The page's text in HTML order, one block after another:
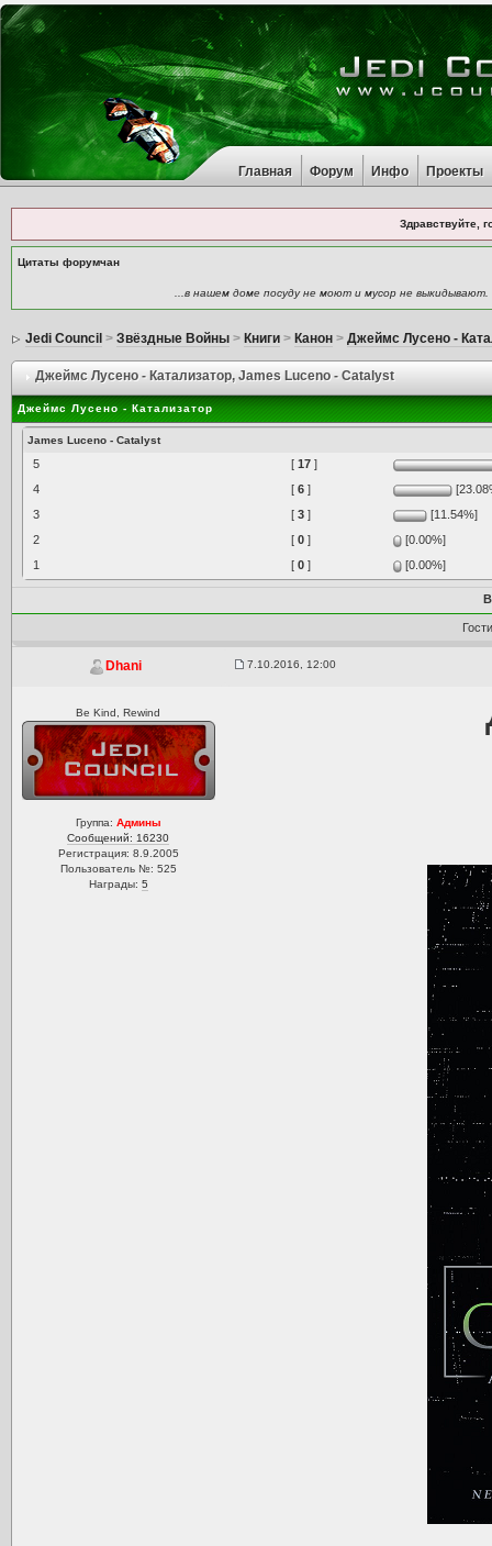
Главная Форум Инфо Проекты
Здравствуйте,
Цитаты форумчан
...в нашем доме посуду не моют и мусор не
Jedi Council > Звёздные Войны> Книги> Канон> Джеймс Лусено -
Джеймс Лусено - Катализатор, James Luceno - Catalyst
Джеймс Лусено - Катализатор
James Luceno - Catalyst
5 [ 17]
4
[ 6]
3
[ 3]
[11.54%]
2
[ 0]
[0.00%]
1
[ 0] [0.00%]
Dhani 7.10.2016, 12:00
Be Kind, Rewind
Группа: Админы
Сообщений: 16230
Регистрация: 8.9.2005
Пользователь №: 525
Награды: 5